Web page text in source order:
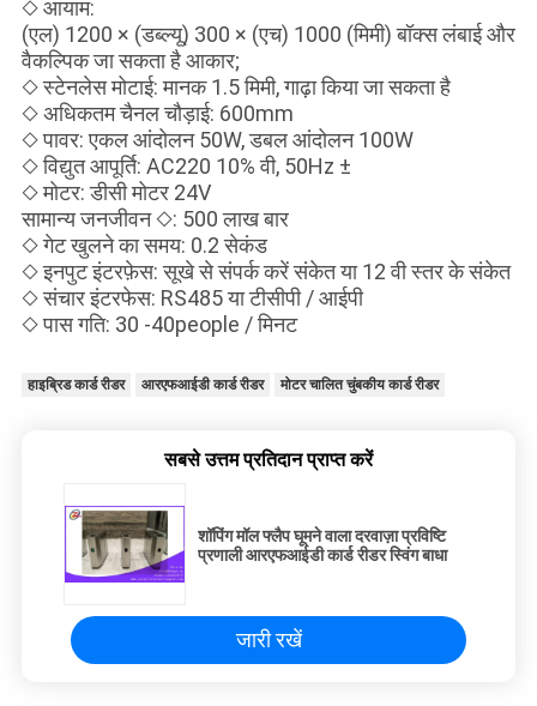
◇ आयाम:
(एल) 1200 × (डब्ल्यू) 300 × (एच) 1000 (मिमी) बॉक्स लंबाई और
वैकल्पिक जा सकता है आकार;
◇ स्टेनलेस मोटाई: मानक 1.5 मिमी, गाढ़ा किया जा सकता है
◇ अधिकतम चैनल चौड़ाई: 600mm
◇ पावर: एकल आंदोलन 50W, डबल आंदोलन 100W
◇ विद्युत आपूर्ति: AC220 10% वी, 50Hz ±
◇ मोटर: डीसी मोटर 24V
सामान्य जनजीवन ◇: 500 लाख बार
◇ गेट खुलने का समय: 0.2 सेकंड
◇ इनपुट इंटरफ़ेस: सूखे से संपर्क करें संकेत या 12 वी स्तर के संकेत
◇ संचार इंटरफेस: RS485 या टीसीपी / आईपी
◇ पास गति: 30 -40people / मिनट
हाइब्रिड कार्ड रीडर आरएफआईडी कार्ड रीडर मोटर चालित चुंबकीय कार्ड रीडर
सबसे उत्तम प्रतिदान प्राप्त करें
शॉपिंग मॉल फ्लैप घूमने वाला दरवाज़ा प्रविष्टि
प्रणाली आरएफआईडी कार्ड रीडर स्विंग बाधा
जारी रखें